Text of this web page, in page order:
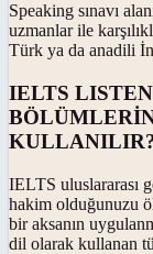
Speaking sınavı
uzmanlar ile
Türk ya da anadili
IELTS
IELTS uluslararası
hakim olduğunuzu
bir aksanın
dil olarak kullanan